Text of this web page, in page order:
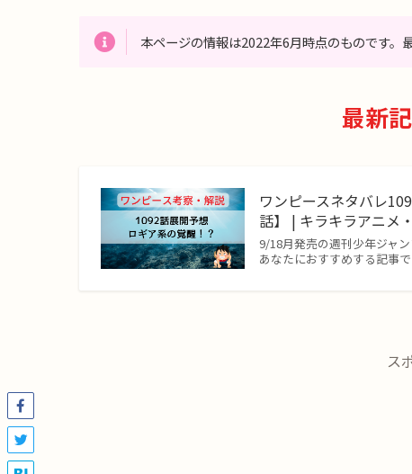
本ページの情報は2022年6月時点のものです。
最新
ワンピースネタバレ
話】 | キラキラアニメ
9/18月発売の週刊少年ジャ
あなたにおすすめする記事
ス